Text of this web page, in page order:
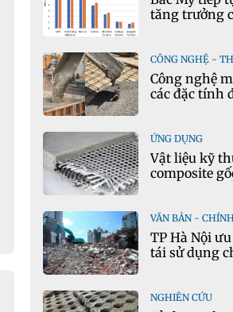
tăng trưởng
CÔNG NGHỆ -
Công nghệ
các đặc tính
ỨNG DỤNG
Vật liệu kỹ
composite
trong xây
giao thông
VĂN BẢN -
TP Hà Nội
tái sử dụng
NGHIÊN CỨU